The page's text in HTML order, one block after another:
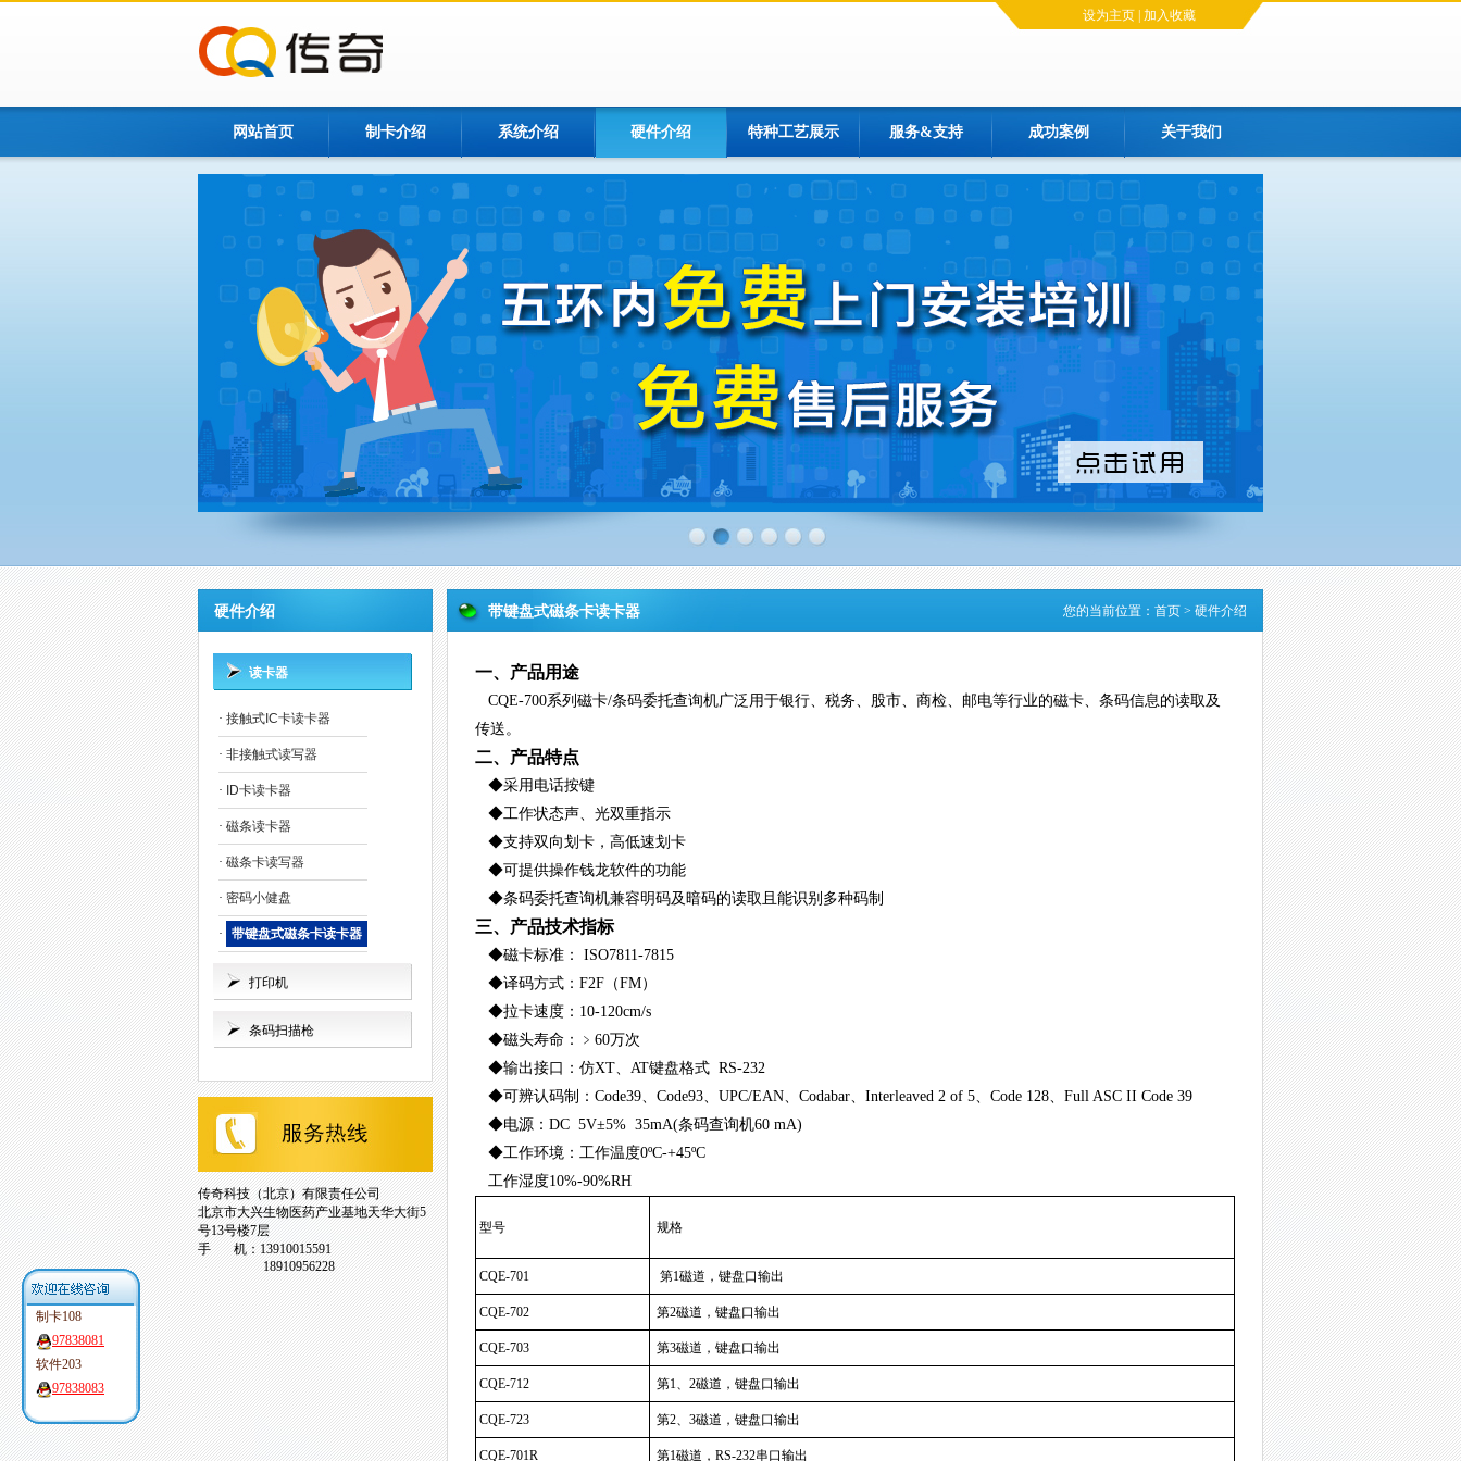
设为主页 加入收藏
网站首页 制卡介绍 系统介绍 硬件介绍 特种工艺展示 服务&支持 成功案例 关于我们
硬件介绍
读卡器
· 接触式IC卡读卡器
· 非接触式读写器
· ID卡读卡器
· 磁条读卡器
· 磁条卡读写器
· 密码小健盘
· 带键盘式磁条卡读卡器
打印机
条码扫描枪
传奇科技（北京）有限责任公司
北京市大兴生物医药产业基地天华大街5
号13号楼7层
手 机：13910015591
18910956228
带键盘式磁条卡读卡器 您的当前位置： 首页 > 硬件介绍
一、产品用途
CQE-700系列磁卡/条码委托查询机广泛用于银行、税务、股市、商检、邮电等行业的磁卡、条码信息的读取及
传送。
二、产品特点
◆采用电话按键
◆工作状态声、光双重指示
◆支持双向划卡，高低速划卡
◆可提供操作钱龙软件的功能
◆条码委托查询机兼容明码及暗码的读取且能识别多种码制
三、产品技术指标
◆磁卡标准： ISO7811-7815
◆译码方式：F2F（FM）
◆拉卡速度：10-120cm/s
◆磁头寿命：﹥60万次
◆输出接口：仿XT、AT键盘格式 RS-232
◆可辨认码制：Code39、Code93、UPC/EAN、Codabar、Interleaved 2 of 5、Code 128、Full ASC II Code 39
◆电源：DC 5V±5% 35mA(条码查询机60 mA)
◆工作环境：工作温度0ºC-+45ºC
工作湿度10%-90%RH
型号 规格
CQE-701 第1磁道，键盘口输出
CQE-702 第2磁道，键盘口输出
CQE-703 第3磁道，键盘口输出
CQE-712 第1、2磁道，键盘口输出
CQE-723 第2、3磁道，键盘口输出
CQE-701R 第1磁道，RS-232串口输出
制卡108
97838081
软件203
97838083